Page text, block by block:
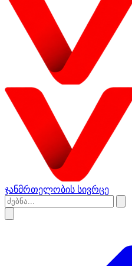
ჯანმრთელობის სივრცე